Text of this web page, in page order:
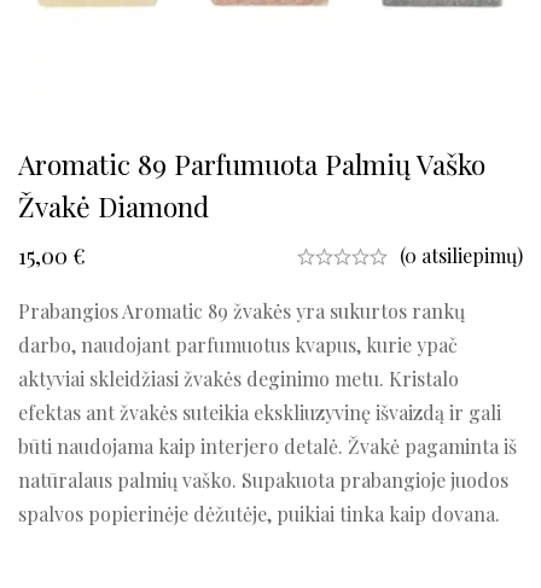
Aromatic 89 Parfumuota Palmių Vaško
Žvakė Diamond
15,00 € (0 atsiliepimų)
Prabangios Aromatic 89 žvakės yra sukurtos rankų
darbo, naudojant parfumuotus kvapus, kurie ypač
aktyviai skleidžiasi žvakės deginimo metu. Kristalo
efektas ant žvakės suteikia ekskliuzyvinę išvaizdą ir gali
būti naudojama kaip interjero detalė. Žvakė pagaminta iš
natūralaus palmių vaško. Supakuota prabangioje juodos
spalvos popierinėje dėžutėje, puikiai tinka kaip dovana.